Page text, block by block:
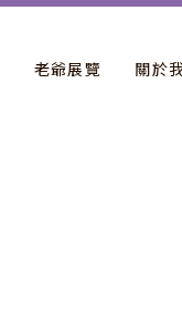
老爺展覽 關於